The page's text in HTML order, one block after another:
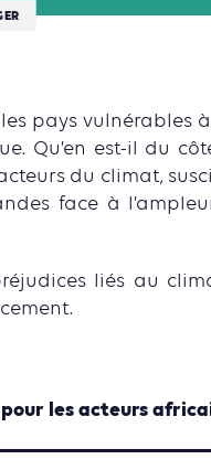
pays vulnérables
Qu’en est-il du
du climat,
face à
liés au
les acteurs